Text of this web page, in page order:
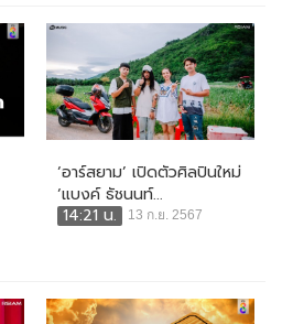
‘อาร์สยาม’ เปิดตัวศิลปินใหม่
‘แบงค์ ธัชนนท์...
14:21 น.
13 ก.ย. 2567